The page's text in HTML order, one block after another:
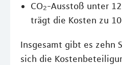
CO₂-Ausstoß unter
trägt die Kosten zu
Insgesamt gibt es zehn
sich die